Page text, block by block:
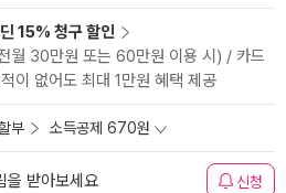
15% 청구 할인
월 30만원 또는 60만원 이용 시) / 카드
이 없어도 최대 1만원 혜택 제공
부 소득공제 670원
을 받아보세요 신청